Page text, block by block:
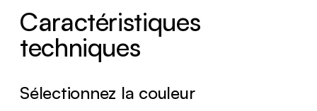
Caractéristiques
techniques
Sélectionnez la couleur